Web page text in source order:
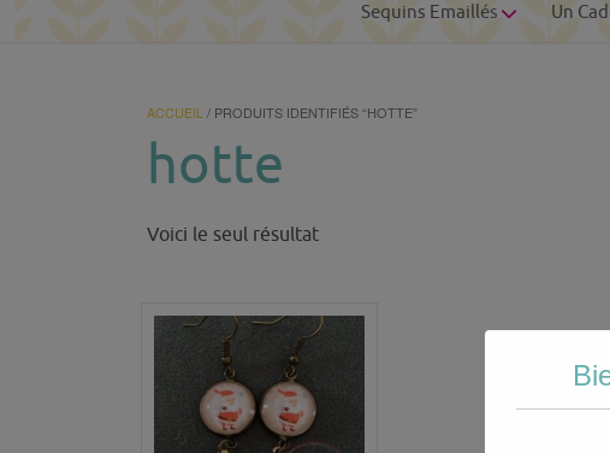
Sequins Emaillés Un
ACCUEIL / PRODUITS IDENTIFIÉS “HOTTE”
hotte
Voici le seul résultat